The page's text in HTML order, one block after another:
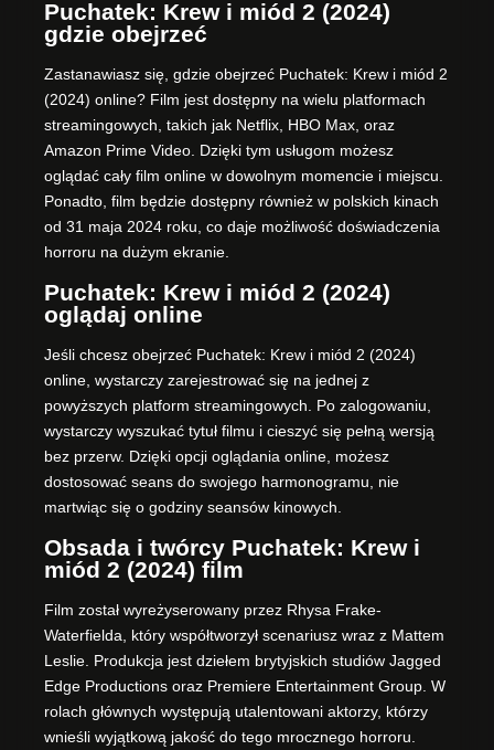
Puchatek: Krew i miód 2 (2024)
gdzie obejrzeć
Zastanawiasz się, gdzie obejrzeć Puchatek: Krew i miód 2
(2024) online? Film jest dostępny na wielu platformach
streamingowych, takich jak Netflix, HBO Max, oraz
Amazon Prime Video. Dzięki tym usługom możesz
oglądać cały film online w dowolnym momencie i miejscu.
Ponadto, film będzie dostępny również w polskich kinach
od 31 maja 2024 roku, co daje możliwość doświadczenia
horroru na dużym ekranie.
Puchatek: Krew i miód 2 (2024)
oglądaj online
Jeśli chcesz obejrzeć Puchatek: Krew i miód 2 (2024)
online, wystarczy zarejestrować się na jednej z
powyższych platform streamingowych. Po zalogowaniu,
wystarczy wyszukać tytuł filmu i cieszyć się pełną wersją
bez przerw. Dzięki opcji oglądania online, możesz
dostosować seans do swojego harmonogramu, nie
martwiąc się o godziny seansów kinowych.
Obsada i twórcy Puchatek: Krew i
miód 2 (2024) film
Film został wyreżyserowany przez Rhysa Frake-
Waterfielda, który współtworzył scenariusz wraz z Mattem
Leslie. Produkcja jest dziełem brytyjskich studiów Jagged
Edge Productions oraz Premiere Entertainment Group. W
rolach głównych występują utalentowani aktorzy, którzy
wnieśli wyjątkową jakość do tego mrocznego horroru.